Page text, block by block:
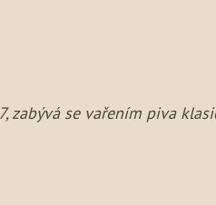
zabývá se vařením piva